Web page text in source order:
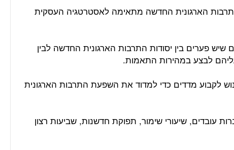
הארגונית החדשה מתאימה לאסטרטגיה העסקית
פערים בין יסודות התרבות הארגונית החדשה לבין
לבצע במהירות התאמות.
לקבוע מדדים כדי למדוד את השפעת התרבות הארגונית
עובדים, שיעורי שימור, תפוקת חדשנות, שביעות רצון